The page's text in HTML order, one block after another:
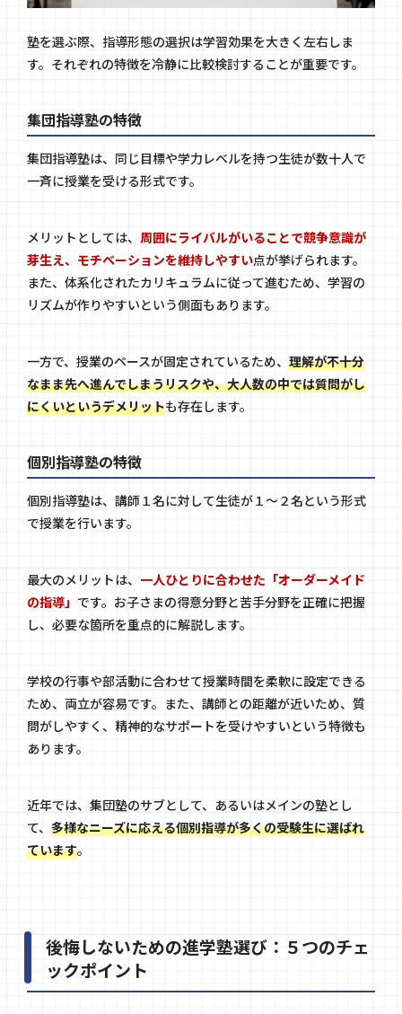
塾を選ぶ際、指導形態の選択は学習効果を大きく左右しま
す。それぞれの特徴を冷静に比較検討することが重要です。
集団指導塾の特徴
集団指導塾は、同じ目標や学力レベルを持つ生徒が数十人で
一斉に授業を受ける形式です。
メリットとしては、 周囲にライバルがいることで競争意識が
芽生え、モチベーションを維持しやすい点が挙げられます。
また、体系化されたカリキュラムに従って進むため、学習の
リズムが作りやすいという側面もあります。
一方で、授業のペースが固定されているため、 理解が不十分
なまま先へ進んでしまうリスクや、大人数の中では質問がし
にくいというデメリットも存在します。
個別指導塾の特徴
個別指導塾は、講師１名に対して生徒が１～２名という形式
で授業を行います。
最大のメリットは、 一人ひとりに合わせた「オーダーメイド
の指導」 です。お子さまの得意分野と苦手分野を正確に把握
し、必要な箇所を重点的に解説します。
学校の行事や部活動に合わせて授業時間を柔軟に設定できる
ため、両立が容易です。また、講師との距離が近いため、質
問がしやすく、精神的なサポートを受けやすいという特徴も
あります。
近年では、集団塾のサブとして、あるいはメインの塾とし
て、 多様なニーズに応える個別指導が多くの受験生に選ばれ
ています。
後悔しないための進学塾選び：５つのチェ
ックポイント